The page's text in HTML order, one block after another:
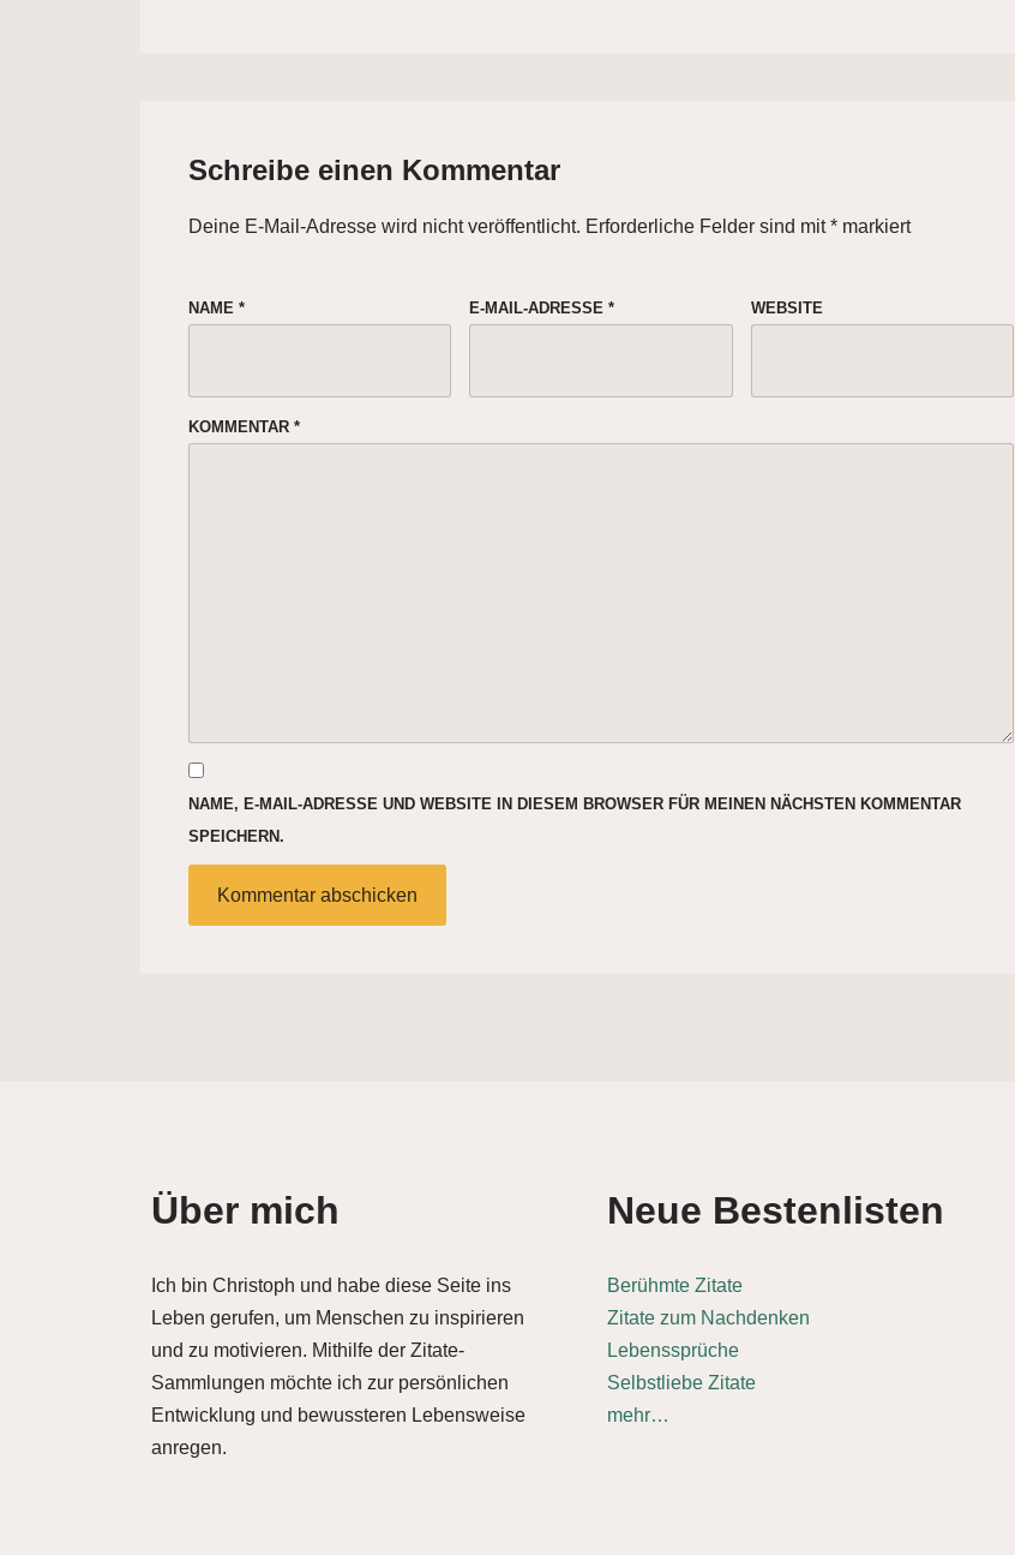
Schreibe einen Kommentar
Deine E-Mail-Adresse wird nicht veröffentlicht. Erforderliche Felder sind mit* markiert
NAME * E-MAIL-ADRESSE* WEBSITE
KOMMENTAR *
NAME, E-MAIL-ADRESSE UND WEBSITE IN DIESEM BROWSER FÜR MEINEN NÄCHSTEN KOMMENTAR
SPEICHERN.
Über mich
Ich bin Christoph und habe diese Seite ins
Leben gerufen, um Menschen zu inspirieren
und zu motivieren. Mithilfe der Zitate-
Sammlungen möchte ich zur persönlichen
Entwicklung und bewussteren Lebensweise
anregen.
Neue Bestenlisten
Berühmte Zitate
Zitate zum Nachdenken
Lebenssprüche
Selbstliebe Zitate
mehr…